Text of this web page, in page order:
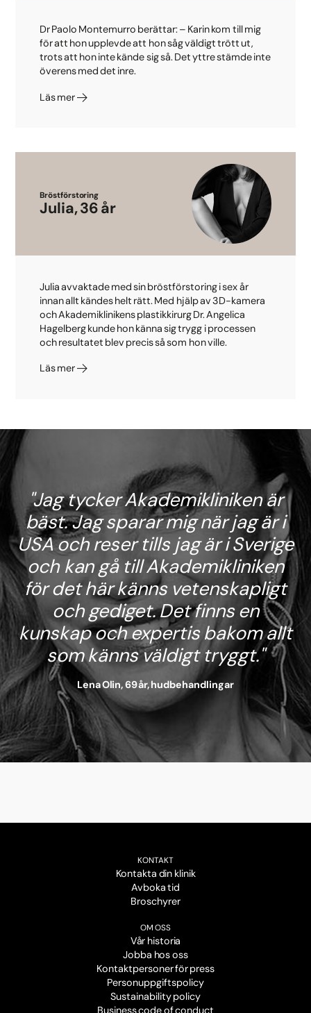
Dr Paolo Montemurro berättar: – Karin kom till mig
för att hon upplevde att hon såg väldigt trött ut,
trots att hon inte kände sig så. Det yttre stämde inte
överens med det inre.
Läs mer
Bröstförstoring
Julia, 36 år
Julia avvaktade med sin bröstförstoring i sex år
innan allt kändes helt rätt. Med hjälp av 3D-kamera
och Akademiklinikens plastikkirurg Dr. Angelica
Hagelberg kunde hon känna sig trygg i processen
och resultatet blev precis så som hon ville.
Läs mer
Lena Olin, 69 år, hudbehandlingar
Jag tycker Akademikliniken är
bäst. Jag sparar mig när jag är i
USA och reser tills jag är i Sverige
och kan gå till Akademikliniken
för det här känns vetenskapligt
och gediget. Det finns en
kunskap och expertis bakom allt
som känns väldigt tryggt.
KONTAKT
Kontakta din klinik
Avboka tid
Broschyrer
OM OSS
Vår historia
Jobba hos oss
Kontaktpersoner för press
Personuppgiftspolicy
Sustainability policy
Business code of conduct